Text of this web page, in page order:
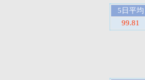
5日平均
99.81